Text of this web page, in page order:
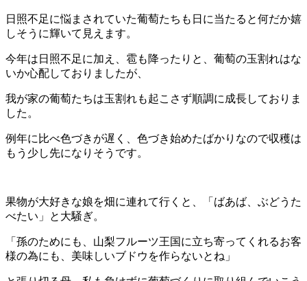
日照不足に悩まされていた葡萄たちも日に当たると何だか嬉
しそうに輝いて見えます。
今年は日照不足に加え、雹も降ったりと、葡萄の玉割れはな
いか心配しておりましたが、
我が家の葡萄たちは玉割れも起こさず順調に成長しておりま
した。
例年に比べ色づきが遅く、色づき始めたばかりなので収穫は
もう少し先になりそうです。
果物が大好きな娘を畑に連れて行くと、「ばあば、ぶどうた
べたい」と大騒ぎ。
「孫のためにも、山梨フルーツ王国に立ち寄ってくれるお客
様の為にも、美味しいブドウを作らないとね」